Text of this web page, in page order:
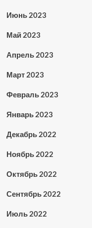
Июнь 2023
Май 2023
Апрель 2023
Март 2023
Февраль 2023
Январь 2023
Декабрь 2022
Ноябрь 2022
Октябрь 2022
Сентябрь 2022
Июль 2022